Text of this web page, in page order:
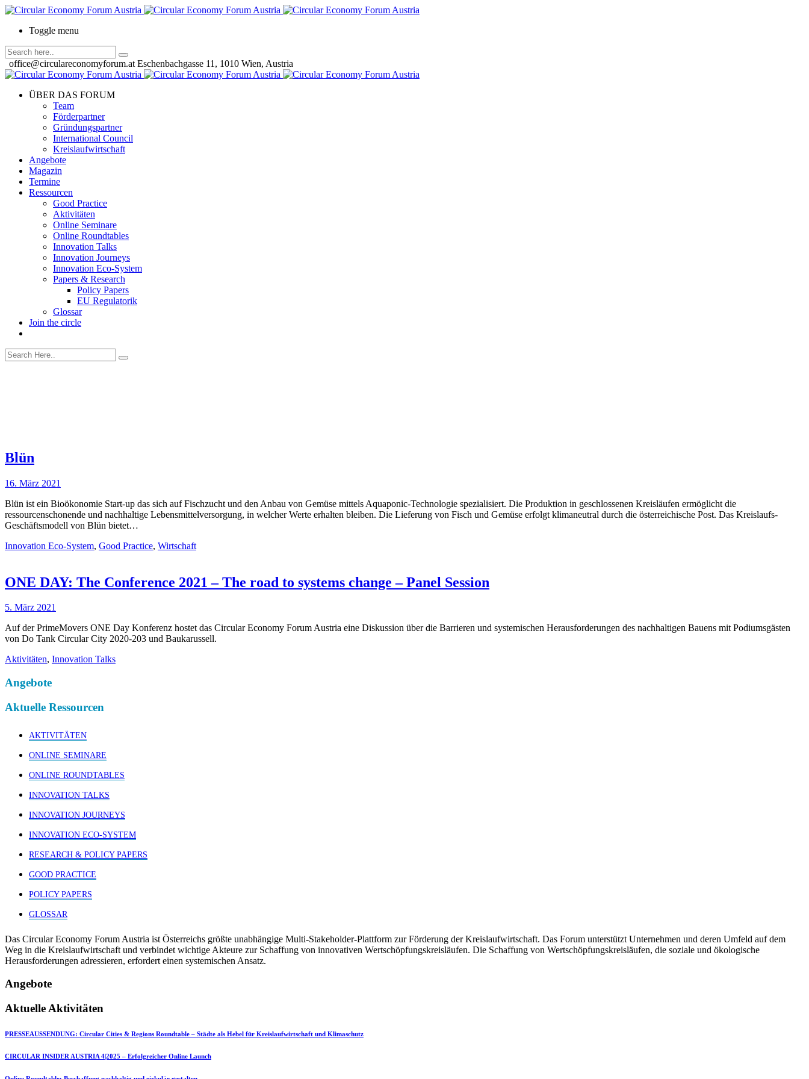
Toggle menu
office@circulareconomyforum.at Eschenbachgasse 11, 1010 Wien, Austria
ÜBER DAS FORUM
Team
Förderpartner
Gründungspartner
International Council
Kreislaufwirtschaft
Angebote
Magazin
Termine
Ressourcen
Good Practice
Aktivitäten
Online Seminare
Online Roundtables
Innovation Talks
Innovation Journeys
Innovation Eco-System
Papers & Research
Policy Papers
EU Regulatorik
Glossar
Join the circle
Blün
16. März 2021
Blün ist ein Bioökonomie Start-up das sich auf Fischzucht und den Anbau von Gemüse mittels Aquaponic-Technologie spezialisiert. Die Produktion in geschlossenen Kreisläufen ermöglicht die
ressourcenschonende und nachhaltige Lebensmittelversorgung, in welcher Werte erhalten bleiben. Die Lieferung von Fisch und Gemüse erfolgt klimaneutral durch die österreichische Post. Das Kreislaufs-
Geschäftsmodell von Blün bietet…
Innovation Eco-System, Good Practice, Wirtschaft
ONE DAY: The Conference 2021 – The road to systems change – Panel Session
5. März 2021
Auf der PrimeMovers ONE Day Konferenz hostet das Circular Economy Forum Austria eine Diskussion über die Barrieren und systemischen Herausforderungen des nachhaltigen Bauens mit Podiumsgästen
von Do Tank Circular City 2020-203 und Baukarussell.
Aktivitäten, Innovation Talks
Angebote
Aktuelle Ressourcen
AKTIVITÄTEN
ONLINE SEMINARE
ONLINE ROUNDTABLES
INNOVATION TALKS
INNOVATION JOURNEYS
INNOVATION ECO-SYSTEM
RESEARCH & POLICY PAPERS
GOOD PRACTICE
POLICY PAPERS
GLOSSAR
Das Circular Economy Forum Austria ist Österreichs größte unabhängige Multi-Stakeholder-Plattform zur Förderung der Kreislaufwirtschaft. Das Forum unterstützt Unternehmen und deren Umfeld auf dem
Weg in die Kreislaufwirtschaft und verbindet wichtige Akteure zur Schaffung von innovativen Wertschöpfungskreisläufen. Die Schaffung von Wertschöpfungskreisläufen, die soziale und ökologische
Herausforderungen adressieren, erfordert einen systemischen Ansatz.
Angebote
Aktuelle Aktivitäten
PRESSEAUSSENDUNG: Circular Cities & Regions Roundtable – Städte als Hebel für Kreislaufwirtschaft und Klimaschutz
CIRCULAR INSIDER AUSTRIA 4|2025 – Erfolgreicher Online Launch